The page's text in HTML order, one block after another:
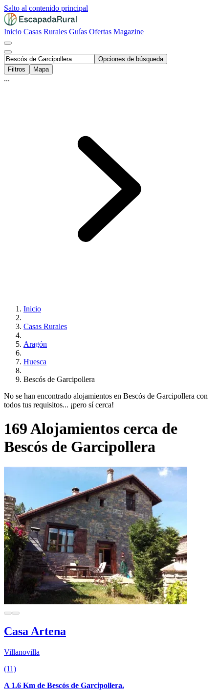
Salto al contenido principal
Inicio Casas Rurales Guías Ofertas Magazine
Opciones de búsqueda
Filtros
Mapa
...
Inicio
Casas Rurales
Aragón
Huesca
Bescós de Garcipollera
No se han encontrado alojamientos en Bescós de Garcipollera con
todos tus requisitos... ¡pero sí cerca!
169 Alojamientos cerca de
Bescós de Garcipollera
Casa Artena
Villanovilla
(11)
A 1.6 Km de Bescós de Garcipollera.